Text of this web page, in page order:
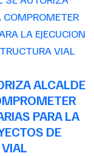
ALCALDE
PARA LA
DE